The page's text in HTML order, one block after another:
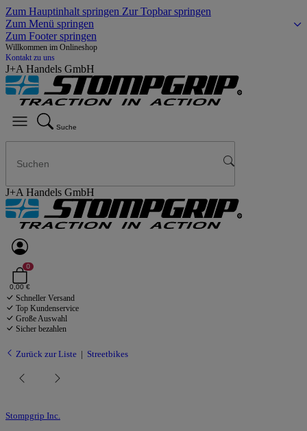
Zum Hauptinhalt springen Zur Topbar springen
Zum Menü springen
Zum Footer springen
Willkommen im Onlineshop
Kontakt zu uns
J+A Handels GmbH
Suche
J+A Handels GmbH
0
0,00 €
Schneller Versand
Top Kundenservice
Große Auswahl
Sicher bezahlen
Zurück zur Liste Streetbikes
Stompgrip Inc.